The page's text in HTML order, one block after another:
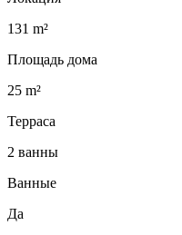
131 m²
Площадь дома
25 m²
Терраса
2 ванны
Ванные
Да